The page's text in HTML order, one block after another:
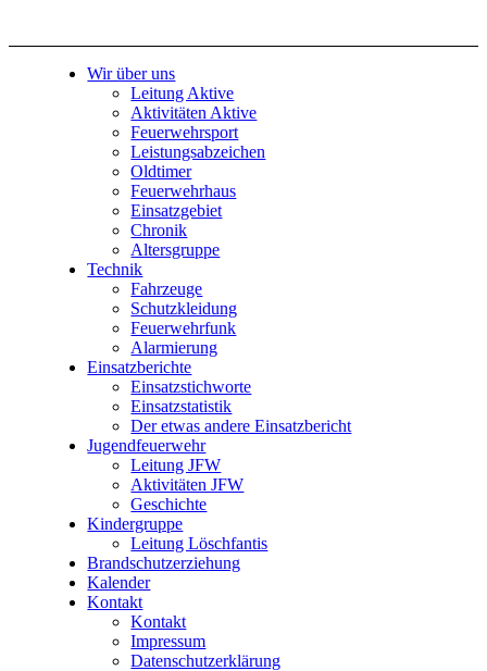
Wir über uns
Leitung Aktive
Aktivitäten Aktive
Feuerwehrsport
Leistungsabzeichen
Oldtimer
Feuerwehrhaus
Einsatzgebiet
Chronik
Altersgruppe
Technik
Fahrzeuge
Schutzkleidung
Feuerwehrfunk
Alarmierung
Einsatzberichte
Einsatzstichworte
Einsatzstatistik
Der etwas andere Einsatzbericht
Jugendfeuerwehr
Leitung JFW
Aktivitäten JFW
Geschichte
Kindergruppe
Leitung Löschfantis
Brandschutzerziehung
Kalender
Kontakt
Kontakt
Impressum
Datenschutzerklärung